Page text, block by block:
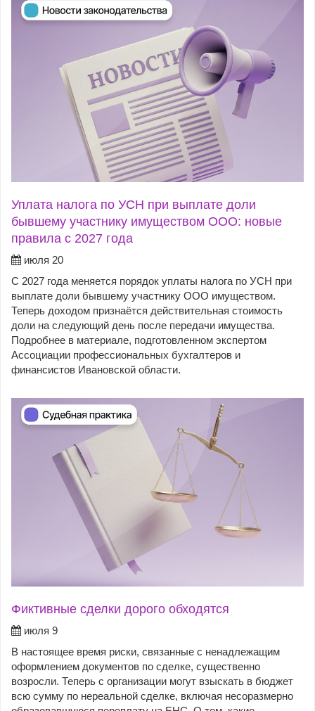
Уплата налога по УСН при выплате доли
бывшему участнику имуществом ООО: новые
правила с 2027 года
июля 20
С 2027 года меняется порядок уплаты налога по УСН при
выплате доли бывшему участнику ООО имуществом.
Теперь доходом признаётся действительная стоимость
доли на следующий день после передачи имущества.
Подробнее в материале, подготовленном экспертом
Ассоциации профессиональных бухгалтеров и
финансистов Ивановской области.
Фиктивные сделки дорого обходятся
июля 9
В настоящее время риски, связанные с ненадлежащим
оформлением документов по сделке, существенно
возросли. Теперь с организации могут взыскать в бюджет
всю сумму по нереальной сделке, включая несоразмерно